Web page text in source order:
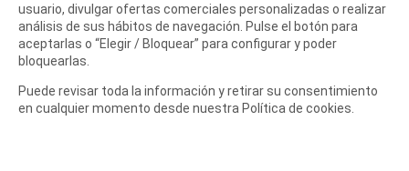
Fuselajes a Escala Helicopteros
Mejoras Helicopteros
Helicopteros a Turbina
EQUIPOS RC
BATERIAS Y CARGADORES
usuario, divulgar ofertas comerciales personalizadas o realizar
análisis de sus hábitos de navegación. Pulse el botón para
aceptarlas o “Elegir / Bloquear” para configurar y poder
bloquearlas.
Puede revisar toda la información y retirar su consentimiento
en cualquier momento desde nuestra Política de cookies.